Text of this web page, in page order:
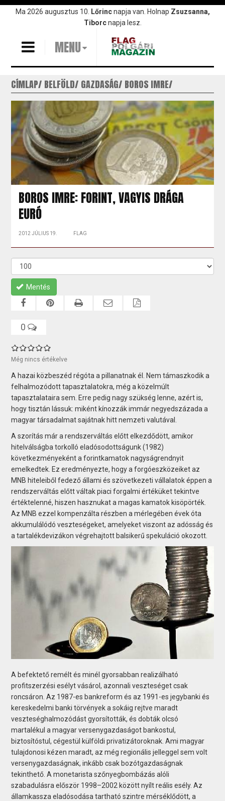
UgrásMa 2026 augusztus 10. Lőrincnapja van. Holnap Zsuzsanna,
Tiborcnapja lesz.
MENU
CÍMLAP BELFÖLD GAZDASÁG BOROS IMRE
BOROS IMRE: FORINT, VAGYIS DRÁGA
EURÓ
2012 JÚLIUS 19. FLAG
Mentés
0
Még nincs értékelve
A hazai közbeszéd régóta a pillanatnak él. Nem támaszkodik a
felhalmozódott tapasztalatokra, még a közelmúlt
tapasztalataira sem. Erre pedig nagy szükség lenne, azért is,
hogy tisztán lássuk: miként kínozzák immár negyedszázada a
magyar társadalmat sajátnak hitt nemzeti valutával.
A szorítás már a rendszerváltás előtt elkezdődött, amikor
hitelválságba torkolló eladósodottságunk (1982)
következményeként a forintkamatok nagyságrendnyit
emelkedtek. Ez eredményezte, hogy a forgóeszközeiket az
MNB hiteleiből fedező állami és szövetkezeti vállalatok éppen a
rendszerváltás előtt váltak piaci forgalmi értéküket tekintve
értéktelenné, hiszen hasznukat a magas kamatok kisöpörték.
Az MNB ezzel kompenzálta részben a mérlegében évek óta
akkumulálódó veszteségeket, amelyeket viszont az adósság és
a tartalékdevizákon végrehajtott balsikerű spekuláció okozott.
A befektető remélt és minél gyorsabban realizálható
profitszerzési esélyt vásárol, azonnali veszteséget csak
roncsáron. Az 1987-es bankreform és az 1991-es jegybanki és
kereskedelmi banki törvények a sokáig rejtve maradt
veszteséghalmozódást gyorsították, és dobták olcsó
martalékul a magyar versenygazdaságot bankostul,
biztosítóstul, cégestül külföldi privatizátoroknak. Ami magyar
tulajdonosi kézen maradt, az még regionális jelleggel sem volt
versenygazdaságnak, inkább csak bozótgazdaságnak
tekinthető. A monetarista szőnyegbombázás alóli
szabadulásra először 1998–2002 között nyílt reális esély. Az
államkassza eladósodása tartható szintre mérséklődött, a